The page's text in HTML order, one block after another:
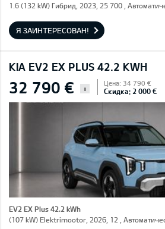
1.6 (132 kW) Гибрид, 2023, 25 700 ,
Я ЗАИНТЕРЕСОВАН!
KIA EV2 EX PLUS 42.2 KWH
32 790 € i
Цена: 34 790 €
Скидка: 2 000 €
EV2 EX Plus 42.2 kWh
(107 kW) Elektrimootor, 2026, 12 ,